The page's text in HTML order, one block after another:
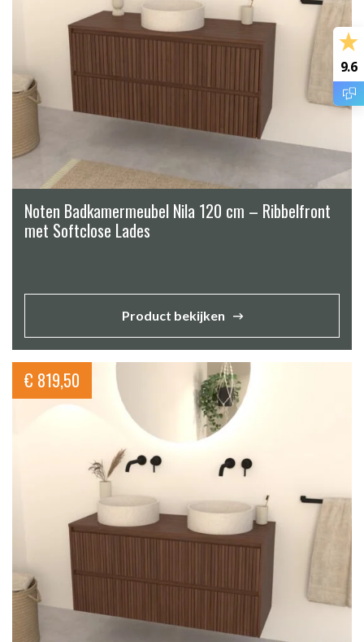
Noten Badkamermeubel Nila 120 cm – Ribbelfront
met Softclose Lades
Product bekijken
€ 819,50
9.6